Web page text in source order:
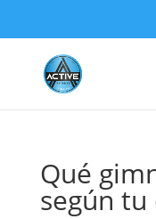
Qué
según